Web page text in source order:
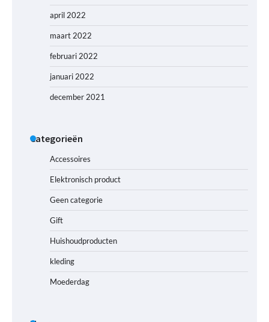
april 2022
maart 2022
februari 2022
januari 2022
december 2021
Categorieën
Accessoires
Elektronisch product
Geen categorie
Gift
Huishoudproducten
kleding
Moederdag